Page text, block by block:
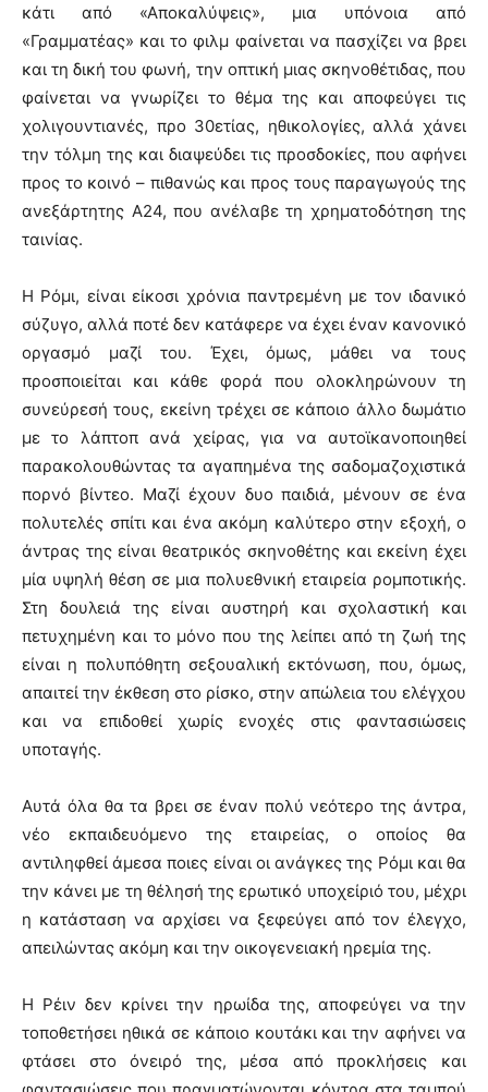
κάτι από «Αποκαλύψεις», μια υπόνοια από
«Γραμματέας» και το φιλμ φαίνεται να πασχίζει να βρει
και τη δική του φωνή, την οπτική μιας σκηνοθέτιδας, που
φαίνεται να γνωρίζει το θέμα της και αποφεύγει τις
χολιγουντιανές, προ 30ετίας, ηθικολογίες, αλλά χάνει
την τόλμη της και διαψεύδει τις προσδοκίες, που αφήνει
προς το κοινό – πιθανώς και προς τους παραγωγούς της
ανεξάρτητης Α24, που ανέλαβε τη χρηματοδότηση της
ταινίας.
Η Ρόμι, είναι είκοσι χρόνια παντρεμένη με τον ιδανικό
σύζυγο, αλλά ποτέ δεν κατάφερε να έχει έναν κανονικό
οργασμό μαζί του. Έχει, όμως, μάθει να τους
προσποιείται και κάθε φορά που ολοκληρώνουν τη
συνεύρεσή τους, εκείνη τρέχει σε κάποιο άλλο δωμάτιο
με το λάπτοπ ανά χείρας, για να αυτοϊκανοποιηθεί
παρακολουθώντας τα αγαπημένα της σαδομαζοχιστικά
πορνό βίντεο. Μαζί έχουν δυο παιδιά, μένουν σε ένα
πολυτελές σπίτι και ένα ακόμη καλύτερο στην εξοχή, ο
άντρας της είναι θεατρικός σκηνοθέτης και εκείνη έχει
μία υψηλή θέση σε μια πολυεθνική εταιρεία ρομποτικής.
Στη δουλειά της είναι αυστηρή και σχολαστική και
πετυχημένη και το μόνο που της λείπει από τη ζωή της
είναι η πολυπόθητη σεξουαλική εκτόνωση, που, όμως,
απαιτεί την έκθεση στο ρίσκο, στην απώλεια του ελέγχου
και να επιδοθεί χωρίς ενοχές στις φαντασιώσεις
υποταγής.
Αυτά όλα θα τα βρει σε έναν πολύ νεότερο της άντρα,
νέο εκπαιδευόμενο της εταιρείας, ο οποίος θα
αντιληφθεί άμεσα ποιες είναι οι ανάγκες της Ρόμι και θα
την κάνει με τη θέλησή της ερωτικό υποχείριό του, μέχρι
η κατάσταση να αρχίσει να ξεφεύγει από τον έλεγχο,
απειλώντας ακόμη και την οικογενειακή ηρεμία της.
Η Ρέιν δεν κρίνει την ηρωίδα της, αποφεύγει να την
τοποθετήσει ηθικά σε κάποιο κουτάκι και την αφήνει να
φτάσει στο όνειρό της, μέσα από προκλήσεις και